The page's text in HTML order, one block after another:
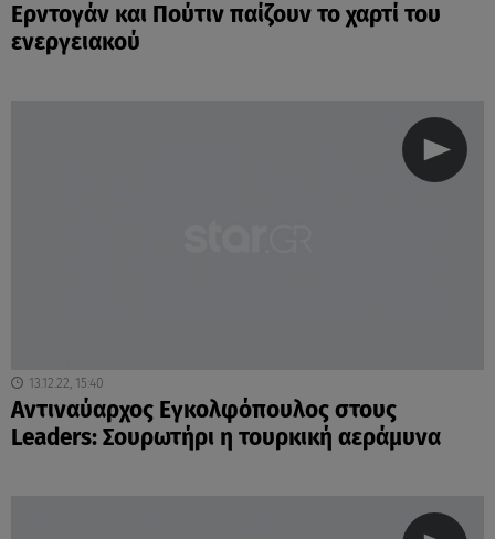
Ερντογάν και Πούτιν παίζουν το χαρτί του
ενεργειακού
13.12.22, 15:40
Αντιναύαρχος Εγκολφόπουλος στους
Leaders: Σουρωτήρι η τουρκική αεράμυνα